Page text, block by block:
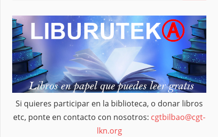
Si quieres participar en la biblioteca, o donar libros
etc, ponte en contacto con nosotros: cgtbilbao@cgt-
lkn.org